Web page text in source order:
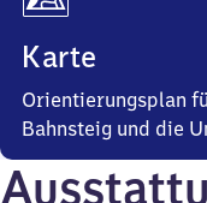
Karte
Orientierungsplan
Bahnsteig und die